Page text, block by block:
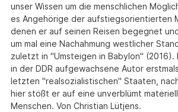
unser Wissen um die menschlichen
es Angehörige der aufstiegsorientierten
denen er auf seinen Reisen begegnet
um mal eine Nachahmung westlicher
zuletzt in "Umsteigen in Babylon" (2016).
in der DDR aufgewachsene Autor
letzten "realsozialistischen" Staaten,
hier stößt er auf eine unverblümt
Menschen. Von Christian Lütjens.